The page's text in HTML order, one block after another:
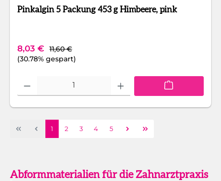
Pinkalgin 5 Packung 453 g Himbeere, pink
Verkaufspreis:
8,03 € Regulärer Preis:
11,60 €
(30.78% gespart)
Produkt Anzahl: Gib den gewünschten Wert ein oder benutze die
Seite
1 Seite
2 Seite
3 Seite
4 Seite
5
Abformmaterialien für die Zahnarztpraxis